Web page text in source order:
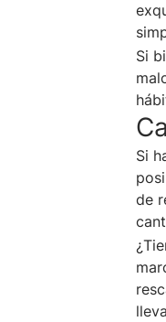
Si
Si
de